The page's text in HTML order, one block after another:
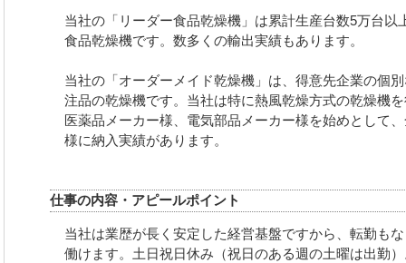
当社の「リーダー食品乾燥機」は累計生産台数5万台以
食品乾燥機です。数多くの輸出実績もあります。
当社の「オーダーメイド乾燥機」は、得意先企業の個
注品の乾燥機です。当社は特に熱風乾燥方式の乾燥機
医薬品メーカー様、電気部品メーカー様を始めとして
様に納入実績があります。
仕事の内容・アピールポイント
当社は業歴が長く安定した経営基盤ですから、転勤も
働けます。土日祝日休み（祝日のある週の土曜は出勤